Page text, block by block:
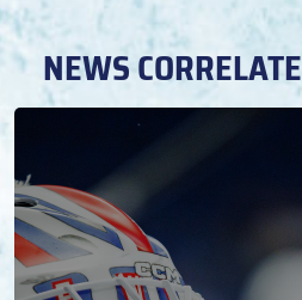
NEWS CORRELATE